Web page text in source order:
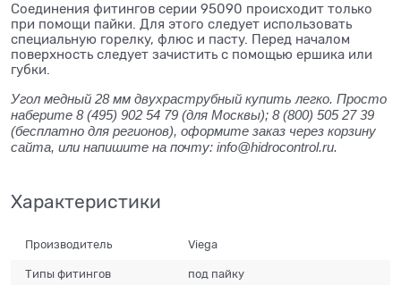
Соединения фитингов серии 95090 происходит только
при помощи пайки. Для этого следует использовать
специальную горелку, флюс и пасту. Перед началом
поверхность следует зачистить с помощью ершика или
губки.
Угол медный 28 мм двухраструбный купить легко. Просто
наберите 8 (495) 902 54 79 (для Москвы); 8 (800) 505 27 39
(бесплатно для регионов), оформите заказ через корзину
сайта, или напишите на почту: info@hidrocontrol.ru.
Характеристики
Производитель Viega
Типы фитингов под пайку